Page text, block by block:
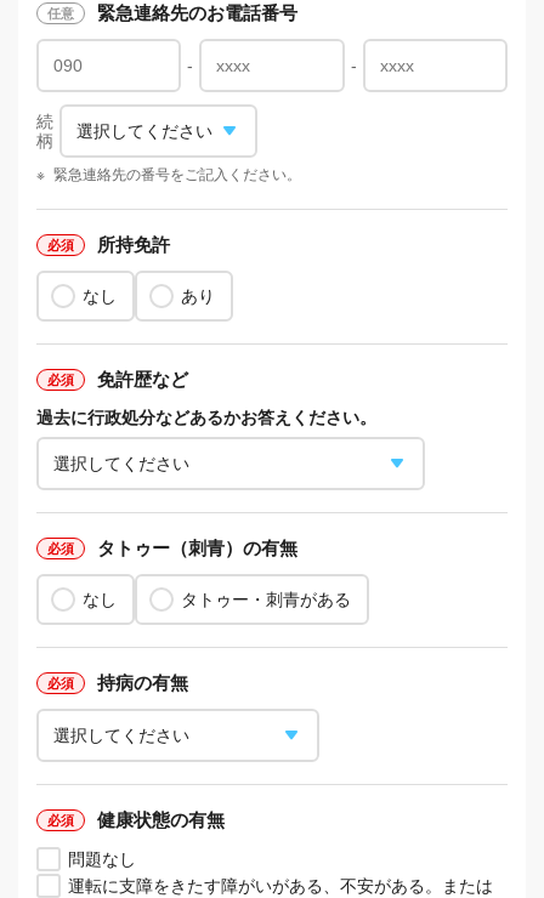
緊急連絡先のお電話番号
- -
続
柄
※ 緊急連絡先の番号をご記入ください。
所持免許
なし あり
免許歴など
過去に行政処分などあるかお答えください。
タトゥー（刺青）の有無
なし タトゥー・刺青がある
持病の有無
健康状態の有無
問題なし
運転に支障をきたす障がいがある、不安がある。または